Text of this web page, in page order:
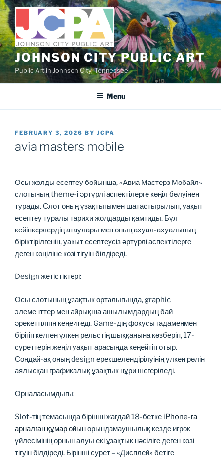
Skip
to
content
JOHNSON CITY PUBLIC ART
Public Art in Johnson City, Tennessee
Menu
POSTED
FEBRUARY 3, 2026 BY JCPA
avia masters mobile
Осы жолды есептеу бойынша, «Авиа Мастерз Мобайл»
слотының theme-і әртүрлі аспектілерге көңіл бөлуінен
турады. Слот оның ұзақтыгымен шатастырылып, уақыт
есептеу туралы тарихи жолдарды қамтиды. Бүл
кейіпкерлердің атаулары мен оның ахуал-ахуалының
біріктірілгенін, уақыт есептеусіз әртүрлі аспектілерге
деген көңіліне көзі тігуін білдіреді.
Design жетістіктері:
Осы слотының ұзақтык орталыгында, graphic
элементтер мен айрықша ашылымдардың бай
әрекеттілігін кеңейтеді. Game-дің фокусы гадаменмен
бірігіп келген үлкен рельстің шыққанына көзберіп, 17-
суреттерін жеңіл уақыт арасында кеңейтіп отыр.
Сондай-ақ оның design ерекшелендірілуінің үлкен рөлін
аялысқан графикалық ұзақтык нұри шегеріледі.
Орналасымдығы:
Slot-тің темасында бірінші жағдай 18-бетке iPhone-ға
арналған құмар ойынорындамаушылық кезде игрок
үйлесімінің орнын алуы екі ұзақтык нәсіліге деген көзі
тігуін білдіреді. Бірінші сурет – «Дисплей» бетіге